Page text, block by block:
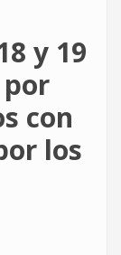
y 19
por
con
los